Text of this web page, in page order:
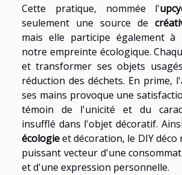
Cette pratique, nommée l'
seulement une source de
mais elle participe également à
notre empreinte écologique.
et transformer ses objets
réduction des déchets. En prime,
ses mains provoque une
témoin de l'unicité et du
insufflé dans l'objet décoratif.
écologieet décoration, le DIY déco
puissant vecteur d'une
et d'une expression personnelle.